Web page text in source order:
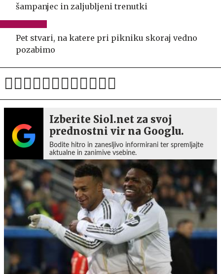
šampanjec in zaljubljeni trenutki
Pet stvari, na katere pri pikniku skoraj vedno
pozabimo
Izberite Siol.net za svoj
prednostni vir na Googlu.
Bodite hitro in zanesljivo informirani ter spremljajte
aktualne in zanimive vsebine.